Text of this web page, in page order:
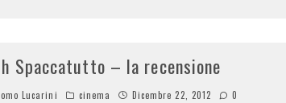
Spaccatutto – la recensione
Lucarini cinema Dicembre 22, 2012 0